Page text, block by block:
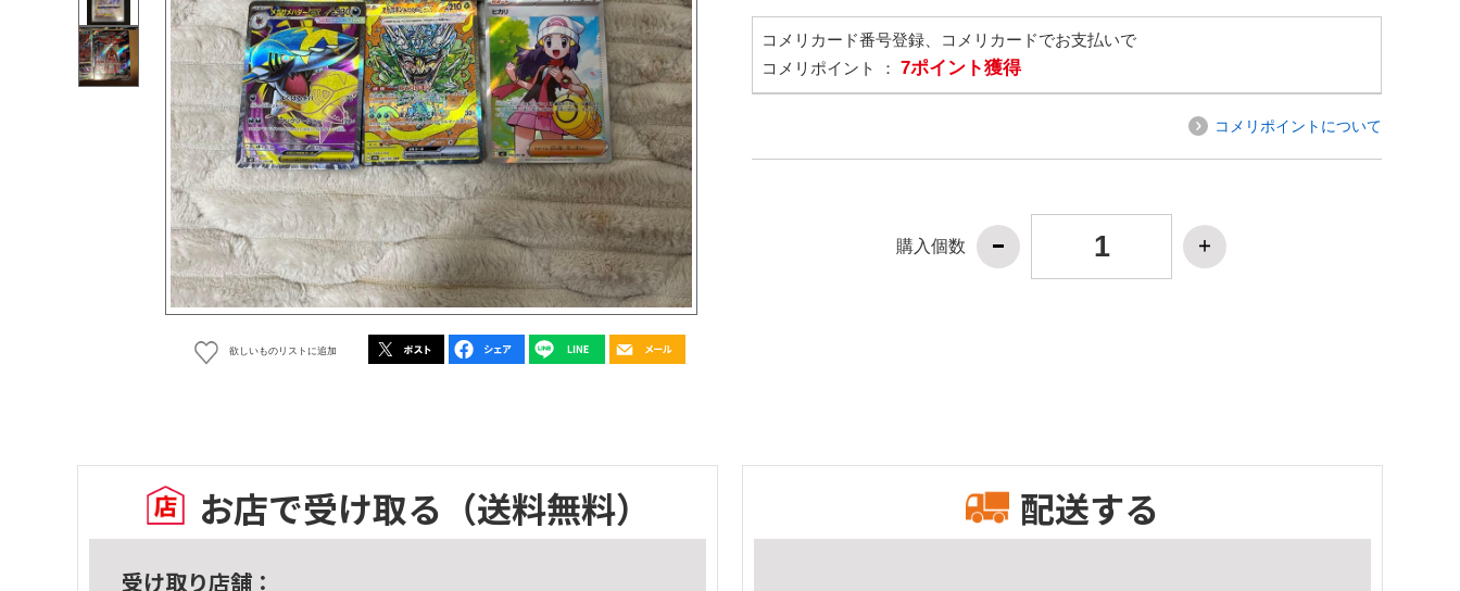
欲しいものリストに追加
コメリカード番号登録、コメリカードでお支払いで
コメリポイント ： 7ポイント獲得
コメリポイントについて
購入個数
お店で受け取る （送料無料）
受け取り店舗：
配送する